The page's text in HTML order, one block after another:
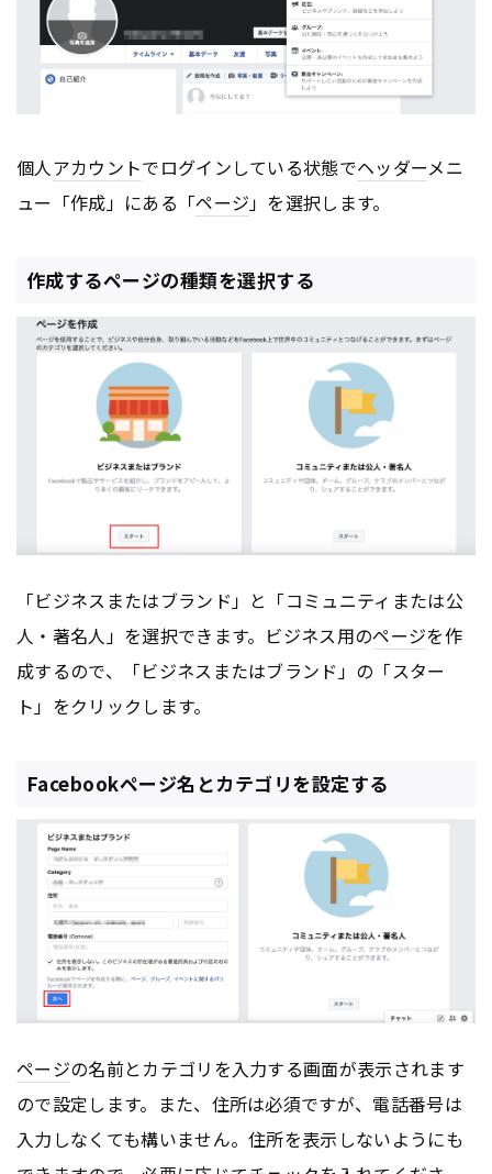
個人アカウントでログインしている状態でヘッダーメニ
ュー「作成」にある「ページ」を選択します。
作成するページの種類を選択する
「ビジネスまたはブランド」と「コミュニティまたは公
人・著名人」を選択できます。ビジネス用のページを作
成するので、「ビジネスまたはブランド」の「スター
ト」をクリックします。
Facebookページ名とカテゴリを設定する
ページの名前とカテゴリを入力する画面が表示されます
ので設定します。また、住所は必須ですが、電話番号は
入力しなくても構いません。住所を表示しないようにも